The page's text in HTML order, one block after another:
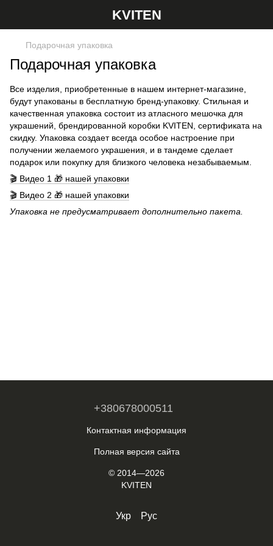
KVITEN
Подарочная упаковка
Подарочная упаковка
Все изделия, приобретенные в нашем интернет-магазине,
будут упакованы в бесплатную бренд-упаковку. Стильная и
качественная упаковка состоит из атласного мешочка для
украшений, брендированной коробки KVITEN, сертификата на
скидку. Упаковка создает всегда особое настроение при
получении желаемого украшения, и в тандеме сделает
подарок или покупку для близкого человека незабываемым.
🎬 Видео 1 🎁 нашей упаковки
🎬 Видео 2 🎁 нашей упаковки
Упаковка не предусматривает дополнительно пакета.
+380678000511
Контактная информация
Полная версия сайта
© 2014—2026
KVITEN
Укр Рус